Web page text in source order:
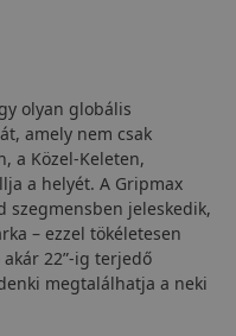
olyan globális
amely nem csak
a Közel-Keleten,
a helyét. A Gripmax
szegmensben jeleskedik,
– ezzel tökéletesen
22”-ig terjedő
megtalálhatja a neki